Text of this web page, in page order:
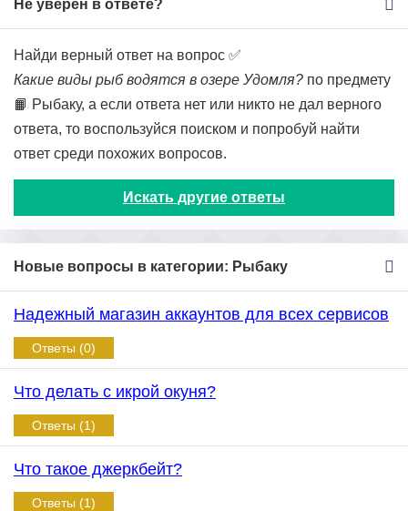
Не уверен в ответе?
Найди верный ответ на вопрос ✅
Какие виды рыб водятся в озере Удомля? по предмету
📙 Рыбаку, а если ответа нет или никто не дал верного
ответа, то воспользуйся поиском и попробуй найти
ответ среди похожих вопросов.
Искать другие ответы
Новые вопросы в категории: Рыбаку
Надежный магазин аккаунтов для всех сервисов
Ответы (0)
Что делать с икрой окуня?
Ответы (1)
Что такое джеркбейт?
Ответы (1)